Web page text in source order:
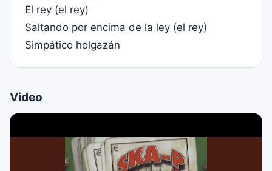
El rey (el rey)
Saltando por encima de la ley (el rey)
Simpático holgazán
Video